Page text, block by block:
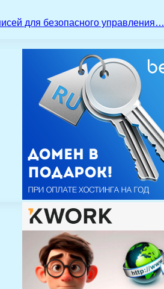
для безопасного управления…